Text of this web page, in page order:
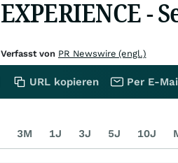
EXPERIENCE -
Verfasst von PR Newswire (engl.)
URL kopieren Per E-
3M 1J 3J 5J 10J